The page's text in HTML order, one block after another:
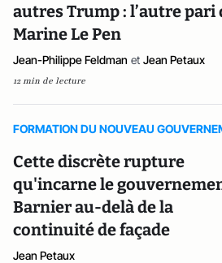
autres Trump : l’autre pari
Marine Le Pen
Jean-Philippe Feldman et Jean Petaux
12 min de lecture
FORMATION DU NOUVEAU
Cette discrète rupture
qu'incarne le
Barnier au-delà de la
continuité de façade
Jean Petaux